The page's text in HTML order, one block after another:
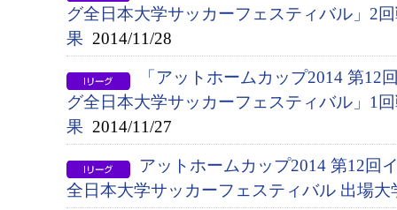
グ全日本大学サッカーフェスティバル」2
果 2014/11/28
「アットホームカップ2014 第12
グ全日本大学サッカーフェスティバル」1
果 2014/11/27
アットホームカップ2014 第12回
全日本大学サッカーフェスティバル 出場大